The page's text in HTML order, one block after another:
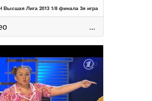
Высшая Лига 2013 1/8 финала 3я игра
...